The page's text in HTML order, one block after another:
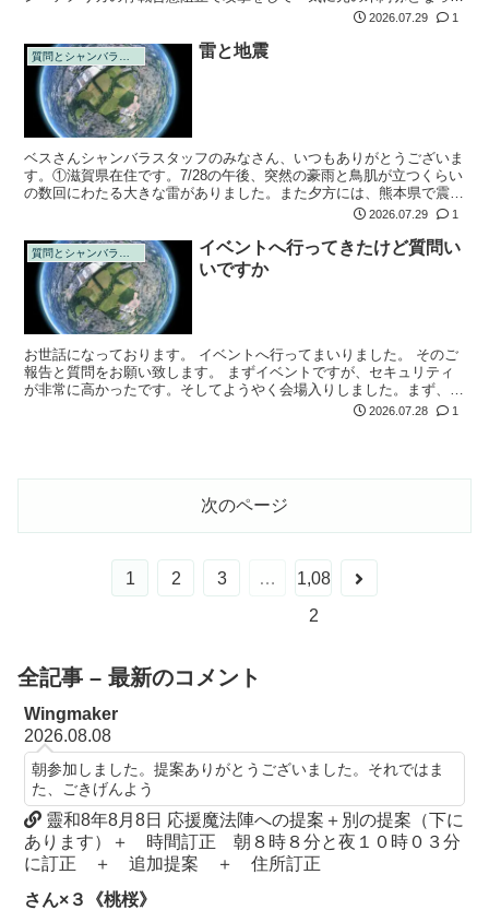
しまいました。７月８日のトランプ大統領のスピーチもそれでご破
2026.07.29 1
雷と地震
ベスさんシャンバラスタッフのみなさん、いつもありがとうございま
す。①滋賀県在住です。7/28の午後、突然の豪雨と鳥肌が立つくらい
の数回にわたる大きな雷がありました。また夕方には、熊本県で震度
7の地震がありました。これは、次元が大きく変わったサインでしょ
2026.07.29 1
イベントへ行ってきたけど質問い
いですか
お世話になっております。 イベントへ行ってまいりました。 そのご
報告と質問をお願い致します。 まずイベントですが、セキュリティ
が非常に高かったです。そしてようやく会場入りしました。まず、国
会議員の方がおりました。続いて、五摂家の方。そして、ドラコニア
2026.07.28 1
次のページ
1 2 3 …
1,08
2
次
全記事 – 最新のコメント
Wingmaker
2026.08.08
朝参加しました。提案ありがとうございました。それではま
た、ごきげんよう
靈和8年8月8日 応援魔法陣への提案＋別の提案（下に
あります）＋ 時間訂正 朝８時８分と夜１０時０３分
に訂正 ＋ 追加提案 ＋ 住所訂正
さん×３《桃桜》